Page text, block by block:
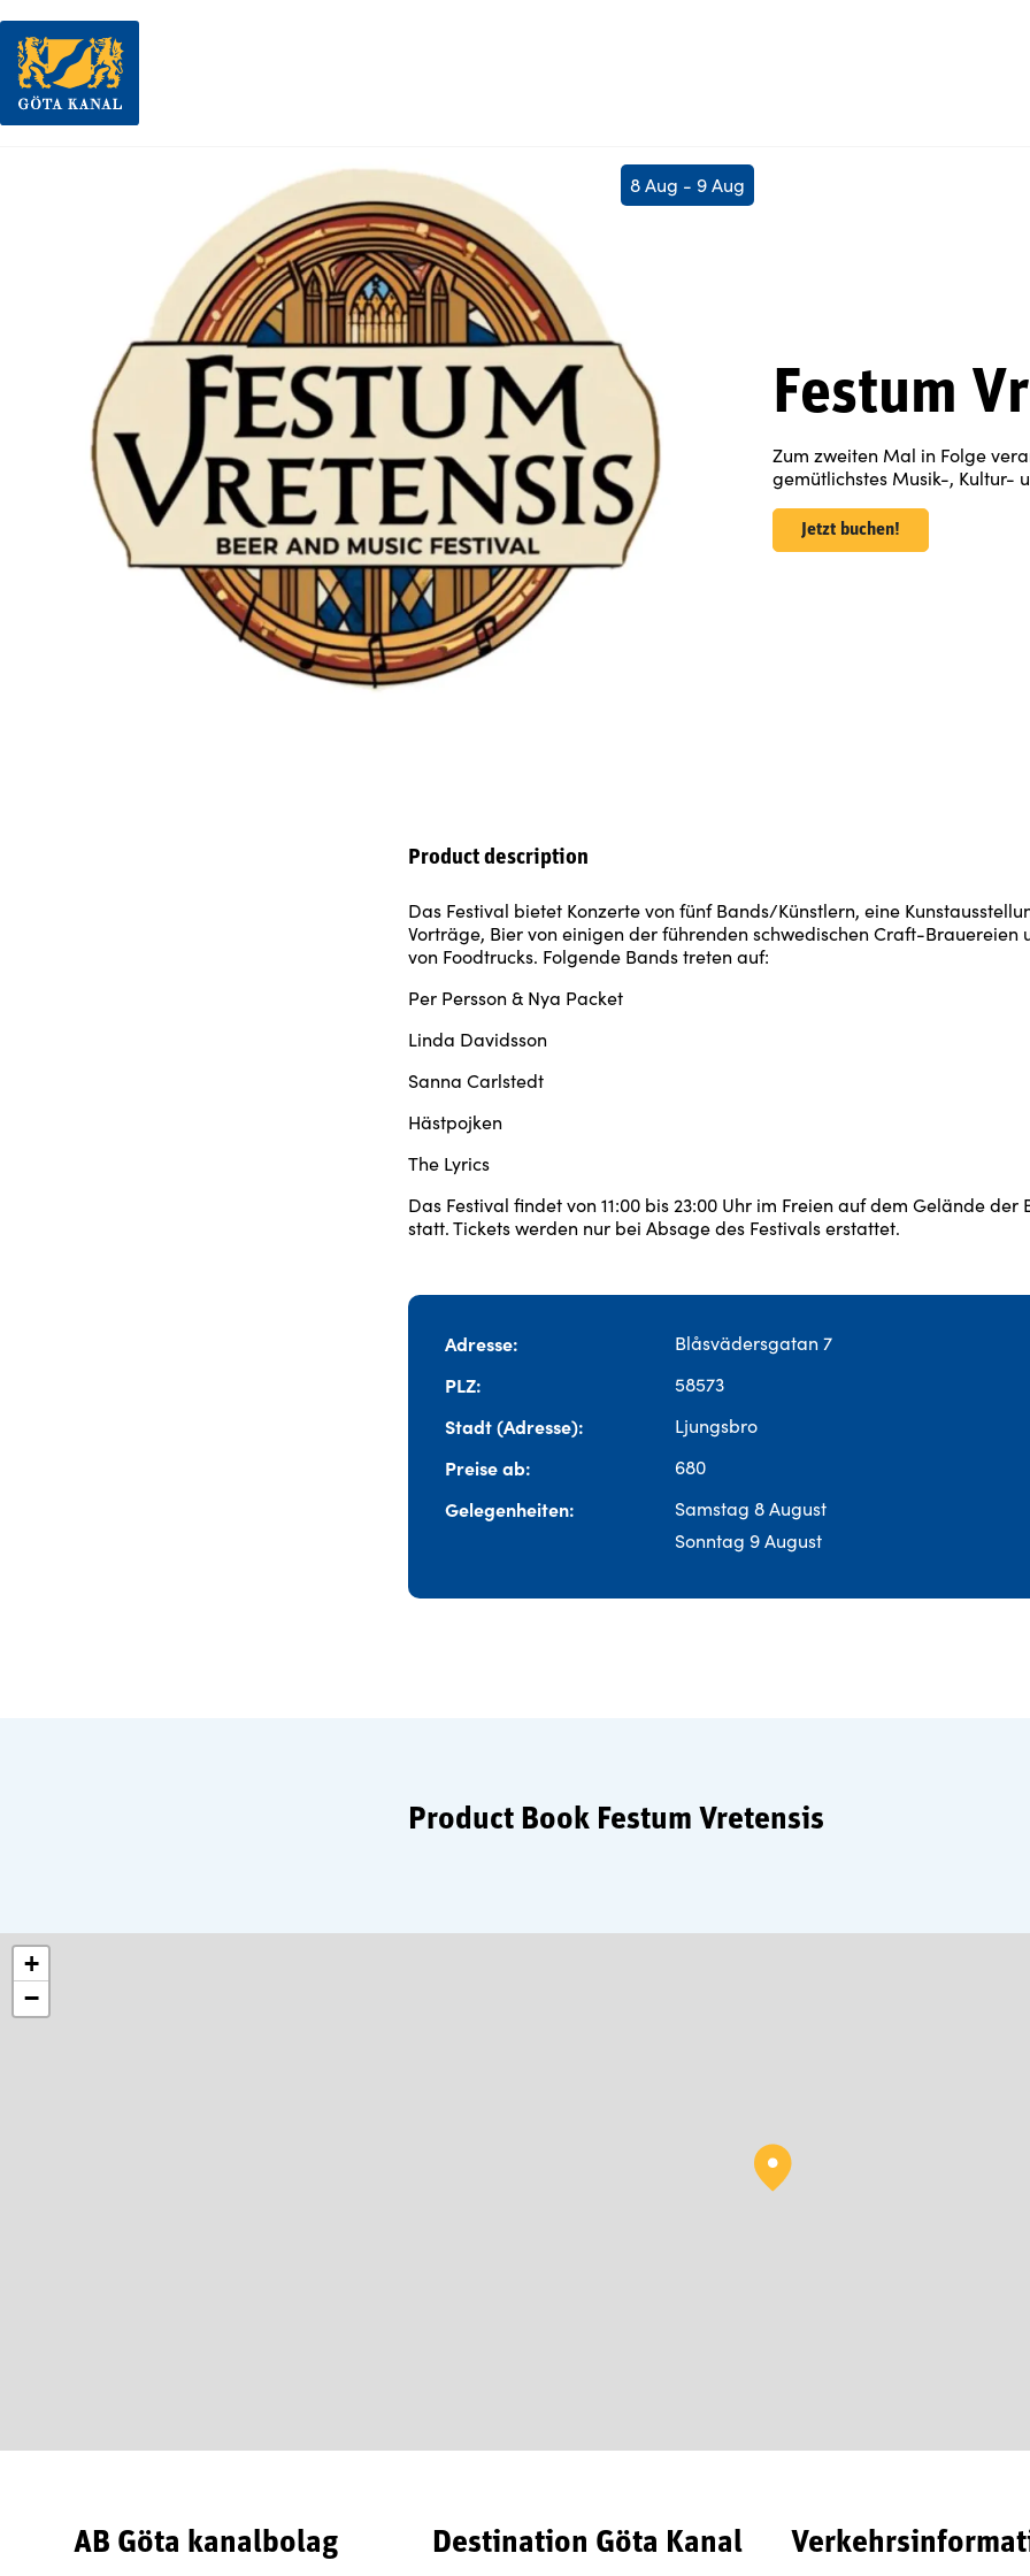
8 Aug - 9 Aug
Festum
Zum zweiten Mal in Folge
gemütlichstes Musik-, Kultur-
Jetzt buchen!
Product description
Das Festival bietet Konzerte von fünf Bands/Künstlern, eine
Vorträge, Bier von einigen der führenden schwedischen Craft-Brauereien
von Foodtrucks. Folgende Bands treten auf:
Per Persson & Nya Packet
Linda Davidsson
Sanna Carlstedt
Hästpojken
The Lyrics
Das Festival findet von 11:00 bis 23:00 Uhr im Freien auf dem Gelände der
statt. Tickets werden nur bei Absage des Festivals erstattet.
Adresse Blåsvädersgatan 7
PLZ 58573
Stadt (Adresse) Ljungsbro
Preise ab 680
Gelegenheiten
Samstag 8 August
Sonntag 9 August
Product Book Festum Vretensis
+
−
AB Göta kanalbolag Destination Göta Kanal